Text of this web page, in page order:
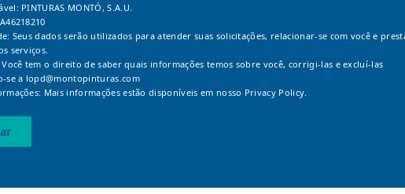
PINTURAS MONTÓ, S.A.U.
Seus dados serão utilizados para atender suas solicitações, relacionar-se com você e
serviços.
tem o direito de saber quais informações temos sobre você, corrigi-las e excluí-las
se a lopd@montopinturas.com
Mais informações estão disponíveis em nosso Privacy Policy.